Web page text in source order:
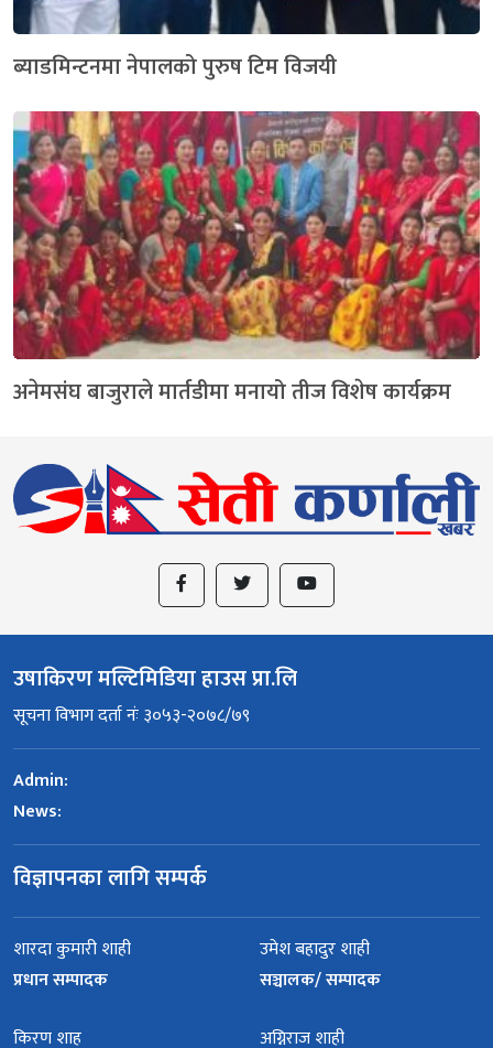
ब्याडमिन्टनमा नेपालको पुरुष टिम विजयी
अनेमसंघ बाजुराले मार्तडीमा मनायो तीज विशेष कार्यक्रम
उषाकिरण मल्टिमिडिया हाउस प्रा.लि
सूचना विभाग दर्ता नंः ३०५३-२०७८/७९
Admin:
News:
विज्ञापनका लागि सम्पर्क
शारदा कुमारी शाही
प्रधान सम्पादक
उमेश बहादुर शाही
सञ्चालक/ सम्पादक
किरण शाह
अग्निराज शाही